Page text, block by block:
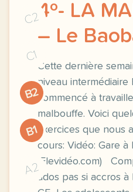
C2
C1
B2
B1
A2
4º- LA
– Le
Cette dernière
niveau intermédiaire
commencé à
malbouffe. Voici
exercices que nous
cours: Vidéo: Gare à
(Flevidéo.com)
ados pas si accros